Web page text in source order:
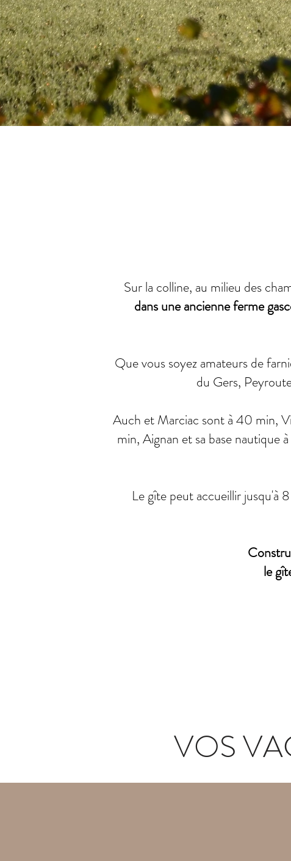
Sur la colline, au milieu des
dans une ancienne ferme
Que vous soyez amateurs de
du Gers,
Auch et Marciac sont à 40 min,
min, Aignan et sa base nautique
Le gîte peut accueillir jusqu'à
le
VOS